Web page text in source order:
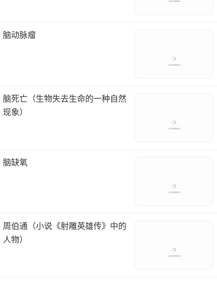
脑动脉瘤
脑死亡（生物失去生命的一种自然
现象）
脑缺氧
周伯通（小说《射雕英雄传》中的
人物）